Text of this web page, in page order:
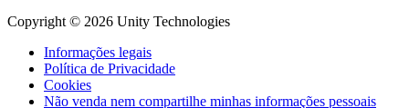
Copyright © 2026 Unity Technologies
Informações legais
Política de Privacidade
Cookies
Não venda nem compartilhe minhas informações pessoais